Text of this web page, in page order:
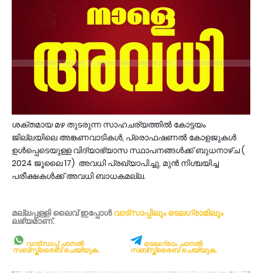
ശക്തമായ മഴ തുടരുന്ന സാഹചര്യത്തിൽ കോട്ടയം
ജില്ലയിലെ അങ്കണവാടികൾ, പ്രൊഫഷണൽ കോളജുകൾ
ഉൾപ്പെടെയുള്ള വിദ്യാഭ്യാസ സ്ഥാപനങ്ങൾക്ക് ബുധനാഴ്ച (
2024 ജൂലൈ 17) അവധി പ്രഖ്യാപിച്ചു. മുൻ നിശ്ചയിച്ച
പരീക്ഷകൾക്ക് അവധി ബാധകമല്ല.
മല്ലപ്പള്ളി ലൈവ് ഇപ്പോള്‍വാട്സാപ്പിലും ടെലഗ്രാമിലും
ലഭ്യമാണ്‌.
വാട്സാപ്പ് ചാനൽ
സബ്സ്ക്രൈബ് ചെയ്യുക.
ടെലഗ്രാം ചാനൽ
സബ്സ്ക്രൈബ് ചെയ്യുക.